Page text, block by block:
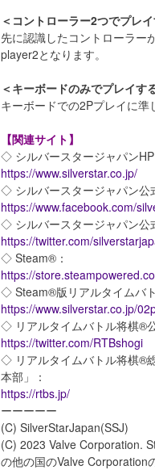
＜コントローラー2つでプレ
先に認識したコントローラー
player2となります。
＜キーボードのみでプレイす
キーボードでの2Pプレイに準
【関連サイト】
◇ シルバースタージャパン
https://www.silverstar.co.jp/
◇ シルバースタージャパン公
https://www.facebook.com/
◇ シルバースタージャパン公
https://twitter.com/
◇ Steam®：
https://
◇ Steam®版リアルタイムバ
https://www.silverstar.co.jp/
◇ リアルタイムバトル将棋®
https://twitter.com/RTBshogi
◇ リアルタイムバトル将棋®
本部」：
https://rtbs.jp/
ーーーーー
(C) SilverStarJapan(SSJ)
(C) 2023 Valve Corporation.
の他の国のValve Corporation